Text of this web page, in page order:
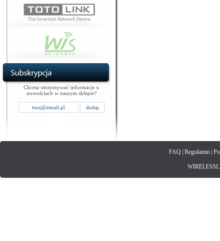
Chcesz otrzymywać informacje o
nowościach w naszym sklepie?
FAQ| Regulamin|